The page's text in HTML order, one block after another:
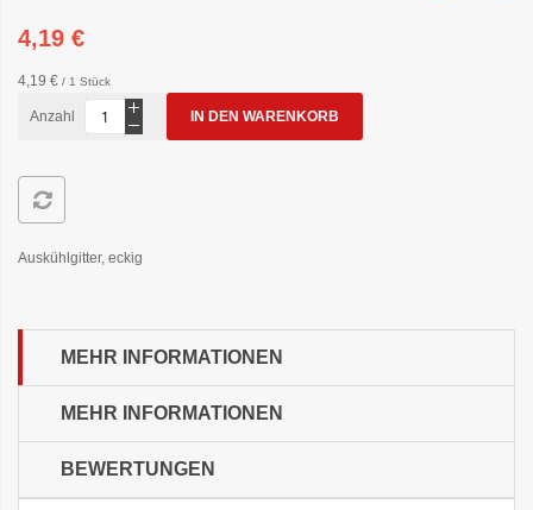
4,19 €
4,19 € / 1 Stück
Anzahl IN DEN WARENKORB
Auskühlgitter, eckig
MEHR INFORMATIONEN
MEHR INFORMATIONEN
BEWERTUNGEN